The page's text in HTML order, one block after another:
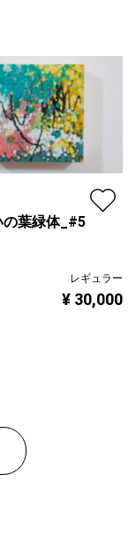
の葉緑体_#5
レギュラー
¥ 30,000